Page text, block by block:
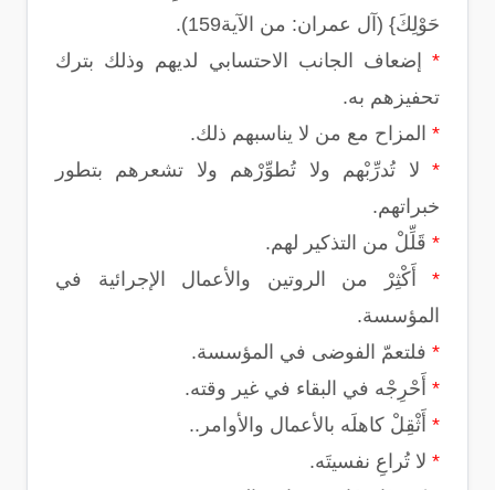
حَوْلِكَ} (آل عمران: من الآية159).
* إضعاف الجانب الاحتسابي لديهم وذلك بترك
تحفيزهم به.
* المزاح مع من لا يناسبهم ذلك.
* لا تُدرِّبْهم ولا تُطوِّرْهم ولا تشعرهم بتطور
خبراتهم.
* قَلِّلْ من التذكير لهم.
* أَكْثِرْ من الروتين والأعمال الإجرائية في
المؤسسة.
* فلتعمّ الفوضى في المؤسسة.
* أَحْرِجْه في البقاء في غير وقته.
* أَثْقِلْ كاهلَه بالأعمال والأوامر..
* لا تُراعِ نفسيتَه.